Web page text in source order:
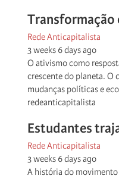
Transformação
Rede Anticapitalista
3 weeks 6 days ago
O ativismo como
crescente do planeta.
mudanças políticas e
redeanticapitalista
Estudantes
Rede Anticapitalista
3 weeks 6 days ago
A história do movimento